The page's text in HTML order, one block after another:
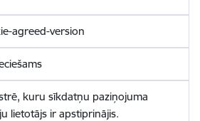
agreed-version
kuru sīkdatņu paziņojuma
lietotājs ir apstiprinājis.